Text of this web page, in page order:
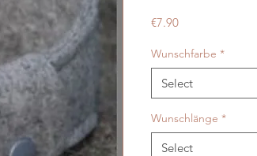
€7.90Price
Wunschfarbe *
Select
Wunschlänge *
Select